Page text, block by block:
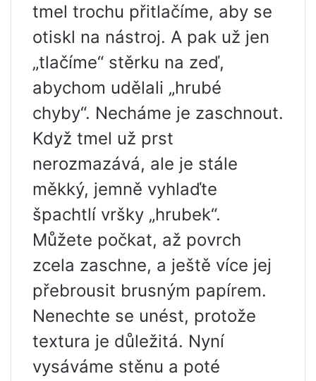
tmel trochu přitlačíme, aby se
otiskl na nástroj. A pak už jen
„tlačíme“ stěrku na zeď,
abychom udělali „hrubé
chyby“. Necháme je zaschnout.
Když tmel už prst
nerozmazává, ale je stále
měkký, jemně vyhlaďte
špachtlí vršky „hrubek“.
Můžete počkat, až povrch
zcela zaschne, a ještě více jej
přebrousit brusným papírem.
Nenechte se unést, protože
textura je důležitá. Nyní
vysáváme stěnu a poté